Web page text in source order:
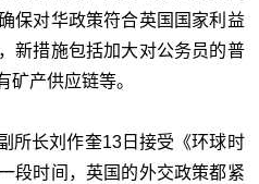
保对华政策符合英国国家利益
新措施包括加大对公务员的普
矿产供应链等。
所长刘作奎13日接受《环球时
段时间，英国的外交政策都紧